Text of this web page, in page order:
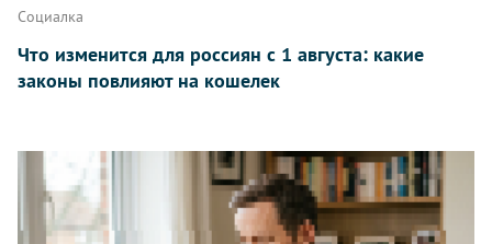
Социалка
Что изменится для россиян с 1 августа: какие
законы повлияют на кошелек